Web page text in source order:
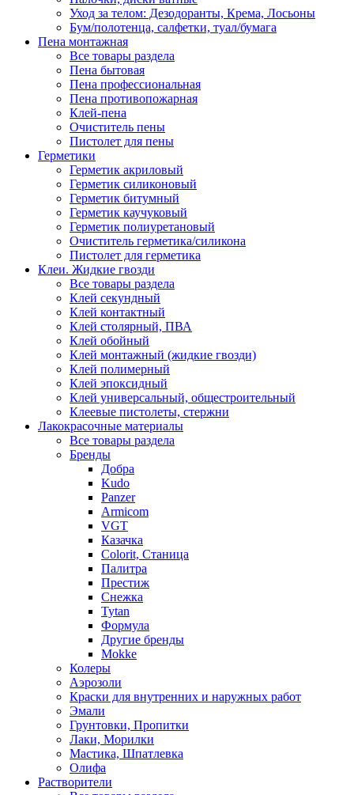
Уход за телом: Дезодоранты, Крема, Лосьоны
Бум/полотенца, салфетки, туал/бумага
Пена монтажная
Все товары раздела
Пена бытовая
Пена профессиональная
Пена противопожарная
Клей-пена
Очиститель пены
Пистолет для пены
Герметики
Герметик акриловый
Герметик силиконовый
Герметик битумный
Герметик каучуковый
Герметик полиуретановый
Очиститель герметика/силикона
Пистолет для герметика
Клеи. Жидкие гвозди
Все товары раздела
Клей секундный
Клей контактный
Клей столярный, ПВА
Клей обойный
Клей монтажный (жидкие гвозди)
Клей полимерный
Клей эпоксидный
Клей универсальный, общестроительный
Клеевые пистолеты, стержни
Лакокрасочные материалы
Все товары раздела
Бренды
Добра
Kudo
Panzer
Armicom
VGT
Казачка
Colorit, Станица
Палитра
Престиж
Снежка
Tytan
Формула
Другие бренды
Mokke
Колеры
Аэрозоли
Краски для внутренних и наружных работ
Эмали
Грунтовки, Пропитки
Лаки, Морилки
Мастика, Шпатлевка
Олифа
Растворители